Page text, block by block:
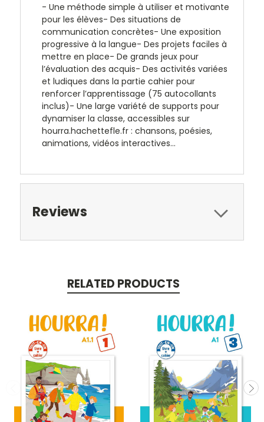
- Une méthode simple à utiliser et motivante
pour les élèves- Des situations de
communication concrètes- Une exposition
progressive à la langue- Des projets faciles à
mettre en place- De grands jeux pour
l’évaluation des acquis- Des activités variées
et ludiques dans la partie cahier pour
renforcer l’apprentissage (75 autocollants
inclus)- Une large variété de supports pour
dynamiser la classe, accessibles sur
hourra.hachettefle.fr : chansons, poésies,
animations, vidéos interactives...
Reviews
RELATED PRODUCTS